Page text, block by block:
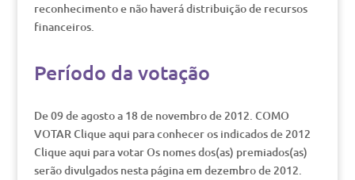
reconhecimento e não haverá distribuição de recursos
financeiros.
Período da votação
De 09 de agosto a 18 de novembro de 2012. COMO
VOTAR Clique aqui para conhecer os indicados de 2012
Clique aqui para votar Os nomes dos(as) premiados(as)
serão divulgados nesta página em dezembro de 2012.